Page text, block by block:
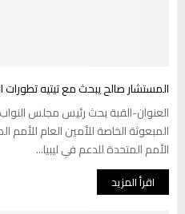
المستشار صالح يبحث مع تيتيه تطورات
العنوان-القبة بحث رئيس مجلس
المبعوثة الخاصة للأمين العام للأمم
الأمم المتحدة للدعم في ليبيا...
اقرأ المزيد